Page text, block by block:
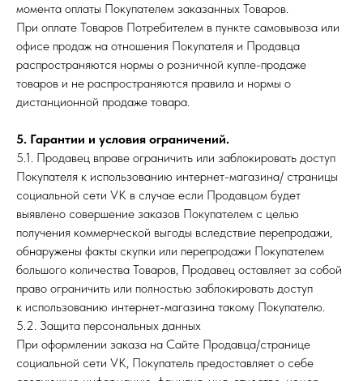
момента оплаты Покупателем заказанных Товаров.
При оплате Товаров Потребителем в пункте самовывоза или
офисе продаж на отношения Покупателя и Продавца
распространяются нормы о розничной купле-продаже
товаров и не распространяются правила и нормы о
дистанционной продаже товара.
5. Гарантии и условия ограничений.
5.1. Продавец вправе ограничить или заблокировать доступ
Покупателя к использованию интернет-магазина/ страницы
социальной сети VK в случае если Продавцом будет
выявлено совершение заказов Покупателем с целью
получения коммерческой выгоды вследствие перепродажи,
обнаружены факты скупки или перепродажи Покупателем
большого количества Товаров, Продавец оставляет за собой
право ограничить или полностью заблокировать доступ
к использованию интернет-магазина такому Покупателю.
5.2. Защита персональных данных
При оформлении заказа на Сайте Продавца/странице
социальной сети VK, Покупатель предоставляет о себе